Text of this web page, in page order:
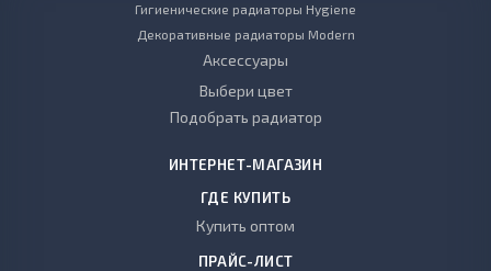
Гигиенические радиаторы Hygiene
Декоративные радиаторы Modern
Аксессуары
Выбери цвет
Подобрать радиатор
ИНТЕРНЕТ-МАГАЗИН
ГДЕ КУПИТЬ
Купить оптом
ПРАЙС-ЛИСТ